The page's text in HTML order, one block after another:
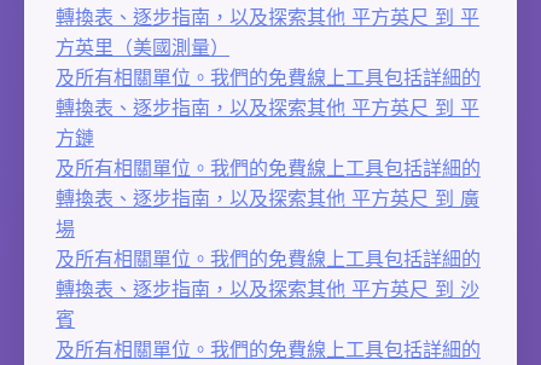
轉換表、逐步指南，以及探索其他 平方英尺 到 平
方英里（美國測量）
及所有相關單位。我們的免費線上工具包括詳細的
轉換表、逐步指南，以及探索其他 平方英尺 到 平
方鏈
及所有相關單位。我們的免費線上工具包括詳細的
轉換表、逐步指南，以及探索其他 平方英尺 到 廣
場
及所有相關單位。我們的免費線上工具包括詳細的
轉換表、逐步指南，以及探索其他 平方英尺 到 沙
賓
及所有相關單位。我們的免費線上工具包括詳細的